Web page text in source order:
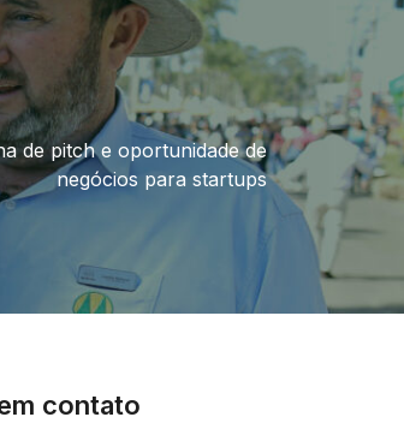
de pitch e oportunidade de
negócios para startups
contato